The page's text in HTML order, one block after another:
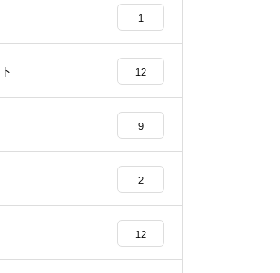
1
12
9
2
12